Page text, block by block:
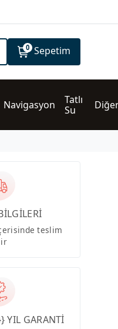
0 Sepetim
Navigasyon
Tatlı
Su
teslim
GARANTİ